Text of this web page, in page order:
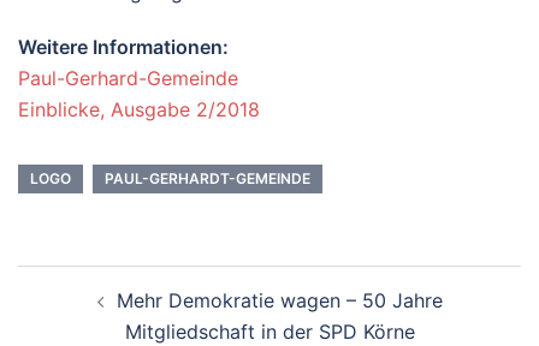
Weitere Informationen:
Paul-Gerhard-Gemeinde
Einblicke, Ausgabe 2/2018
LOGO PAUL-GERHARDT-GEMEINDE
NavigationMehr Demokratie wagen – 50 Jahre
Mitgliedschaft in der SPD Körne